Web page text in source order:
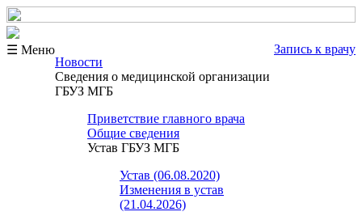
☰ Меню
Запись к врачу
Новости
Сведения о медицинской организации
ГБУЗ МГБ
Приветствие главного врача
Общие сведения
Устав ГБУЗ МГБ
Устав (06.08.2020)
Изменения в устав
(21.04.2026)